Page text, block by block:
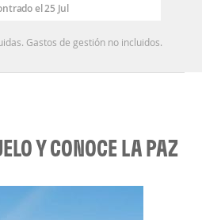
el 25 Jul
Gastos de gestión no incluidos.
Y CONOCE LA PAZ